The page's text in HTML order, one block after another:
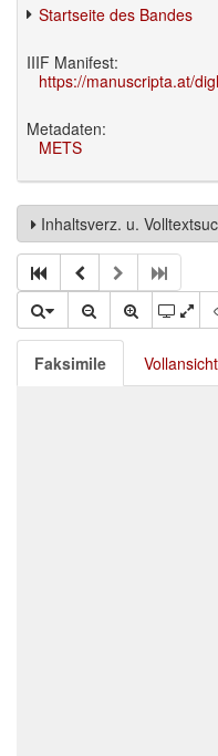
Startseite des Bandes
IIIF Manifest:
https://manuscripta.at/
Metadaten:
METS
Inhaltsverz. u.
Faksimile Vollansicht